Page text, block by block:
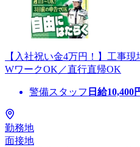
【入社祝い金4万円！】工事
WワークOK／直行直帰OK
警備スタッフ 日給10,400
勤務地
面接地